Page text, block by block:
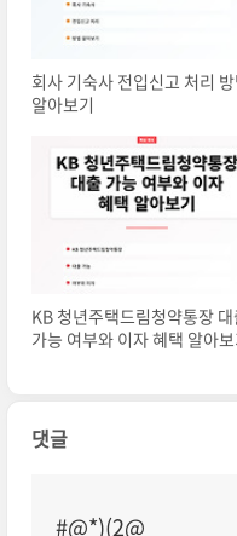
회사 기숙사 전입신고 처리 방
알아보기
KB 청년주택드림청약통장 대
가능 여부와 이자 혜택 알아보
댓글
#@*)(2@